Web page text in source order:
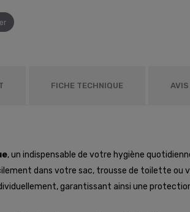
FICHE TECHNIQUE
, un indispensable de votre hygiène
dans votre sac, trousse de toilette ou
garantissant ainsi une